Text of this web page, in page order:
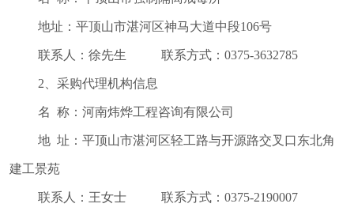
地址：平顶山市湛河区神马大道中段106号
联系人：徐先生 联系方式： 0375-3632785
2、采购代理机构信息
名 称：河南炜烨工程咨询有限公司
地 址：平顶山市湛河区轻工路与开源路交叉口东北角
建工景苑
联系人：王女士 联系方式：0375-2190007